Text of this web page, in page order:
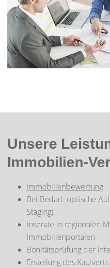
Unsere
Immobilien-
Immobilienbewertung
Bei Bedarf: optische
Staging)
Inserate in regionalen
Immobilienportalen
Bonitätsprüfung der
Erstellung des